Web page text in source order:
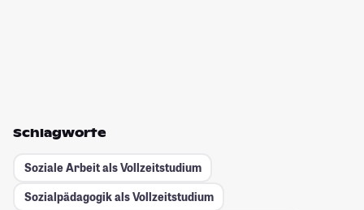
Schlagworte
Soziale Arbeit als Vollzeitstudium
Sozialpädagogik als Vollzeitstudium